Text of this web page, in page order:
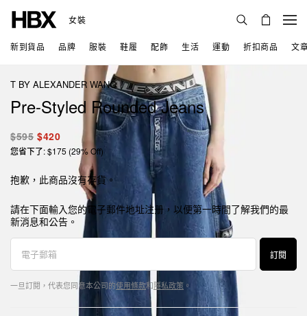
女裝
新到貨品 品牌 服裝 鞋履 配飾 生活 運動 折扣商品 文
T BY ALEXANDER WANG
Pre-Styled Rounded Jeans
$595 $420
您省下了: $175 (29% Off)
抱歉，此商品沒有存貨。
請在下面輸入您的電子郵件地址注册，以便第一時間了解我們的最
新消息和公告。
訂閱
一旦訂閱，代表您同意本公司的使用條款和隱私政策 。